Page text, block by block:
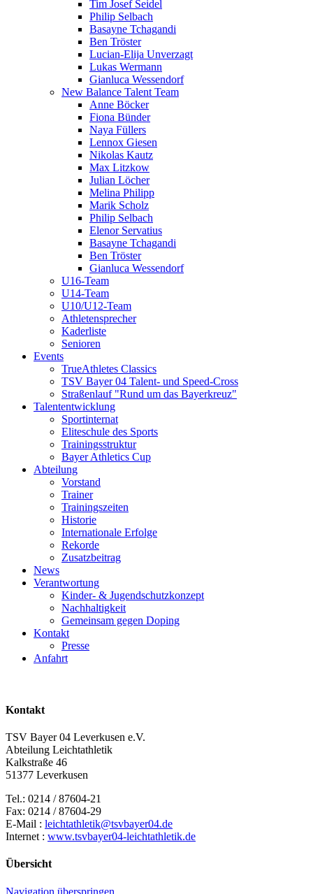
Tim Josef Seidel
Philip Selbach
Basayne Tchagandi
Ben Tröster
Lucian-Elija Unverzagt
Lukas Wermann
Gianluca Wessendorf
New Balance Talent Team
Anne Böcker
Fiona Bünder
Naya Füllers
Lennox Giesen
Nikolas Kautz
Max Litzkow
Julian Löcher
Melina Philipp
Marik Scholz
Philip Selbach
Elenor Servatius
Basayne Tchagandi
Ben Tröster
Gianluca Wessendorf
U16-Team
U14-Team
U10/U12-Team
Athletensprecher
Kaderliste
Senioren
Events
TrueAthletes Classics
TSV Bayer 04 Talent- und Speed-Cross
Straßenlauf "Rund um das Bayerkreuz"
Talententwicklung
Sportinternat
Eliteschule des Sports
Trainingsstruktur
Bayer Athletics Cup
Abteilung
Vorstand
Trainer
Trainingszeiten
Historie
Internationale Erfolge
Rekorde
Zusatzbeitrag
News
Verantwortung
Kinder- & Jugendschutzkonzept
Nachhaltigkeit
Gemeinsam gegen Doping
Kontakt
Presse
Anfahrt
Kontakt
TSV Bayer 04 Leverkusen e.V.
Abteilung Leichtathletik
Kalkstraße 46
51377 Leverkusen
Tel.: 0214 / 87604-21
Fax: 0214 / 87604-29
E-Mail : leichtathletik@tsvbayer04.de
Internet : www.tsvbayer04-leichtathletik.de
Übersicht
Navigation überspringen